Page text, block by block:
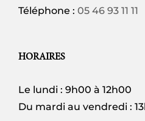
Téléphone : 05 46 93 11 11
HORAIRES
Le lundi : 9h00 à 12h00
Du mardi au vendredi :